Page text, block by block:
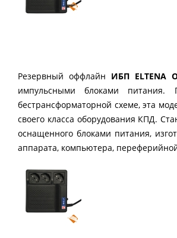
Резервный оффлайн ИБП ELTENA
импульсными блоками питания.
бестрансформаторной схеме, эта
своего класса оборудования КПД.
оснащенного блоками питания,
аппарата, компьютера,